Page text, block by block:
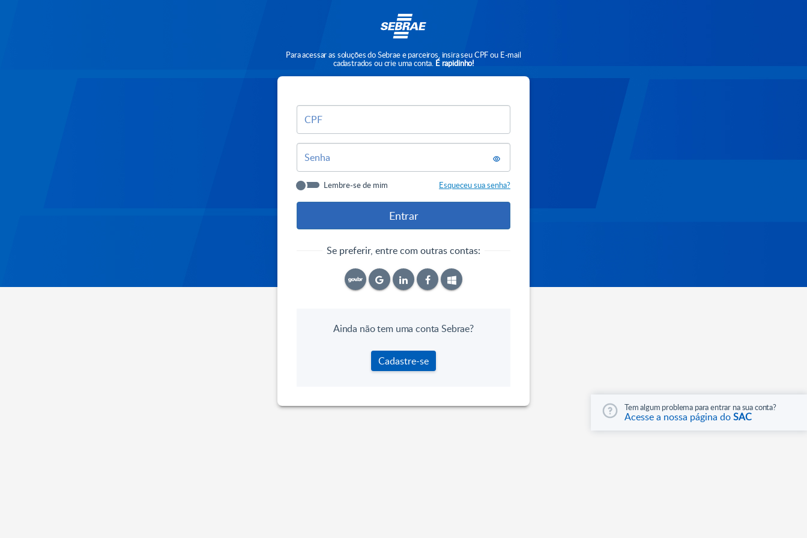
Para acessar as soluções do Sebrae e parceiros, insira seu CPF ou E-mail
cadastrados ou crie uma conta. É rapidinho!
CPF
Senha
Lembre-se de mim Esqueceu sua senha?
Se preferir, entre com outras contas:
Tem algum problema para entrar na sua conta?
Acesse a nossa página doSAC
Ainda não tem uma conta Sebrae?
Cadastre-se